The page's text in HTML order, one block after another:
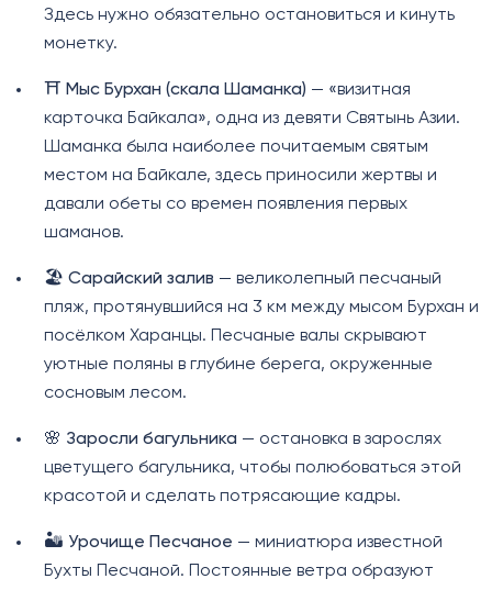
Здесь нужно обязательно остановиться и кинуть
монетку.
⛩️ Мыс Бурхан (скала Шаманка) — «визитная
карточка Байкала», одна из девяти Святынь Азии.
Шаманка была наиболее почитаемым святым
местом на Байкале, здесь приносили жертвы и
давали обеты со времен появления первых
шаманов.
🏖️ Сарайский залив — великолепный песчаный
пляж, протянувшийся на 3 км между мысом Бурхан и
посёлком Харанцы. Песчаные валы скрывают
уютные поляны в глубине берега, окруженные
сосновым лесом.
🌸 Заросли багульника — остановка в зарослях
цветущего багульника, чтобы полюбоваться этой
красотой и сделать потрясающие кадры.
🏜️ Урочище Песчаное — миниатюра известной
Бухты Песчаной. Постоянные ветра образуют